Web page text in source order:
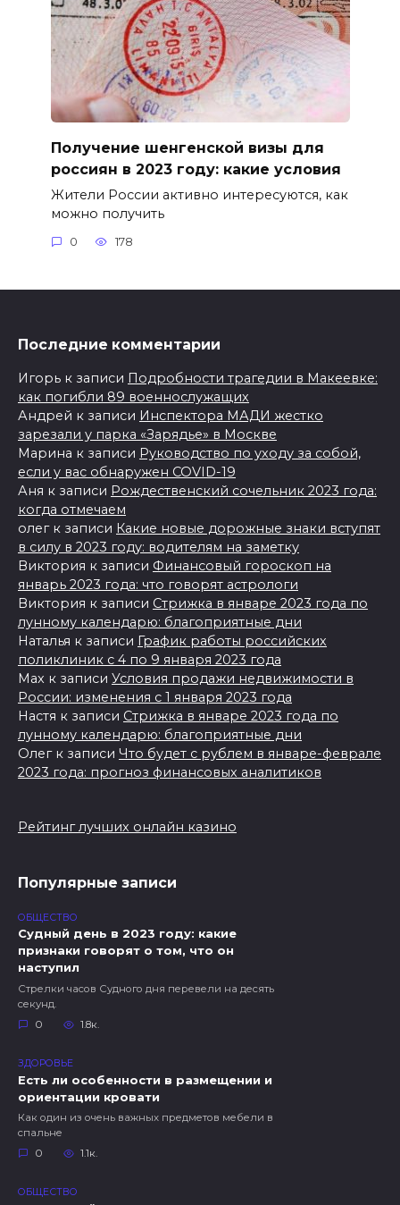
Получение шенгенской визы для
россиян в 2023 году: какие условия
Жители России активно интересуются, как
можно получить
0 178
Последние комментарии
Игорь к записи Подробности трагедии в Макеевке:
как погибли 89 военнослужащих
Андрей к записи Инспектора МАДИ жестко
зарезали у парка «Зарядье» в Москве
Марина к записи Руководство по уходу за собой,
если у вас обнаружен COVID-19
Аня к записи Рождественский сочельник 2023 года:
когда отмечаем
олегк записи Какие новые дорожные знаки вступят
в силу в 2023 году: водителям на заметку
Виктория к записи Финансовый гороскоп на
январь 2023 года: что говорят астрологи
Виктория к записи Стрижка в январе 2023 года по
лунному календарю: благоприятные дни
Наталья к записи График работы российских
поликлиник с 4 по 9 января 2023 года
Max к записи Условия продажи недвижимости в
России: изменения с 1 января 2023 года
Настя к записи Стрижка в январе 2023 года по
лунному календарю: благоприятные дни
Олегк записи Что будет с рублем в январе-феврале
2023 года: прогноз финансовых аналитиков
Рейтинг лучших онлайн казино
Популярные записи
ОБЩЕСТВО
Судный день в 2023 году: какие
признаки говорят о том, что он
наступил
Стрелки часов Судного дня перевели на десять
секунд.
0
1.8к.
ЗДОРОВЬЕ
Есть ли особенности в размещении и
ориентации кровати
Как один из очень важных предметов мебели в
спальне
0
1.1к.
ОБЩЕСТВО